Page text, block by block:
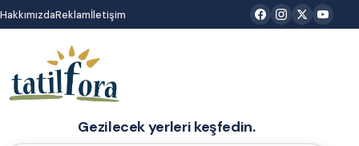
İçeriğe
atla
HakkımızdaReklamİletişim
Gezilecek yerleri keşfedin.